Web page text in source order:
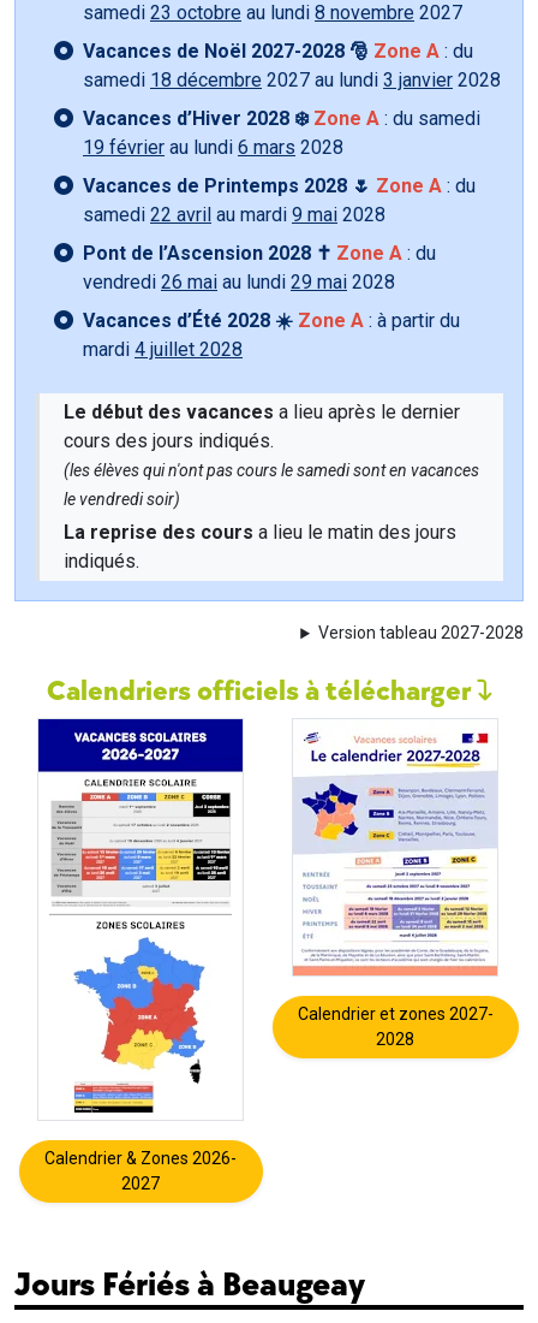
samedi 23 octobre au lundi 8 novembre 2027
Vacances de Noël 2027-2028 🎅 Zone A : du
samedi 18 décembre 2027 au lundi 3 janvier 2028
Vacances d’Hiver 2028 ❄️ Zone A : du samedi
19 février au lundi 6 mars 2028
Vacances de Printemps 2028 🌷 Zone A : du
samedi 22 avril au mardi 9 mai 2028
Pont de l’Ascension 2028 ✝️ Zone A : du
vendredi 26 mai au lundi 29 mai 2028
Vacances d’Été 2028 ☀️ Zone A : à partir du
mardi 4 juillet 2028
Le début des vacances a lieu après le dernier
cours des jours indiqués.
(les élèves qui n'ont pas cours le samedi sont en vacances
le vendredi soir)
La reprise des cours a lieu le matin des jours
indiqués.
Version tableau 2027-2028
Calendriers officiels à télécharger
Calendrier & Zones 2026-
2027
Calendrier et zones 2027-
2028
Jours Fériés à Beaugeay